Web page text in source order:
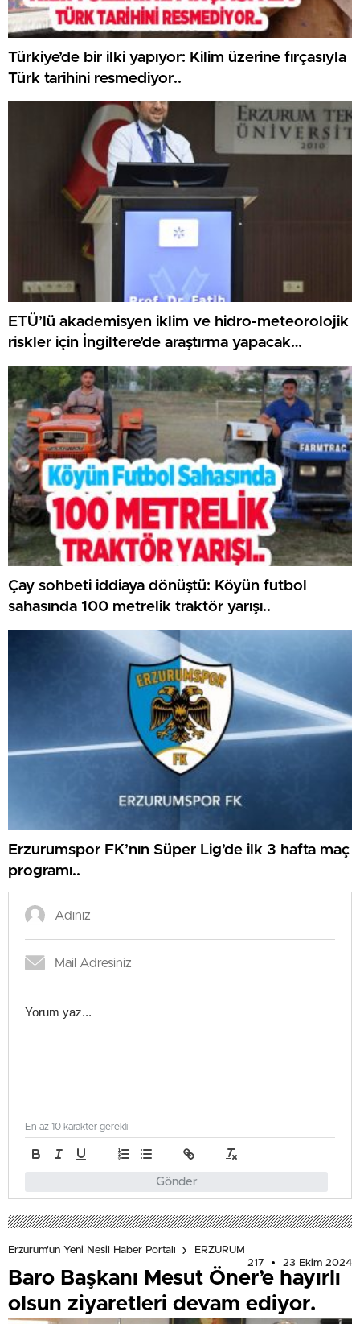
Türkiye’de bir ilki yapıyor: Kilim üzerine fırçasıyla
Türk tarihini resmediyor..
ETÜ’lü akademisyen iklim ve hidro-meteorolojik
riskler için İngiltere’de araştırma yapacak…
Çay sohbeti iddiaya dönüştü: Köyün futbol
sahasında 100 metrelik traktör yarışı..
Erzurumspor FK’nın Süper Lig’de ilk 3 hafta maç
programı..
Gönder
En az 10 karakter gerekli
Erzurum'un Yeni Nesil Haber Portalı
ERZURUM
217
23 Ekim 2024
Baro Başkanı Mesut Öner’e hayırlı
olsun ziyaretleri devam ediyor.